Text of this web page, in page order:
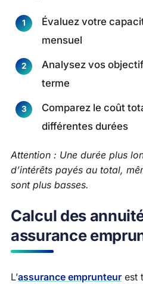
Évaluez votre
mensuel
Analysez vos
terme
Comparez le coût
différentes durées
Attention : Une durée plus
d’intérêts payés au total,
sont plus basses.
Calcul des
assurance
L’assurance emprunteur est